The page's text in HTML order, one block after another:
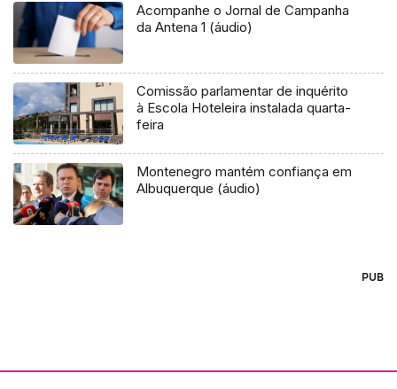
Acompanhe o Jornal de Campanha
da Antena 1 (áudio)
Comissão parlamentar de inquérito
à Escola Hoteleira instalada quarta-
feira
Montenegro mantém confiança em
Albuquerque (áudio)
PUB